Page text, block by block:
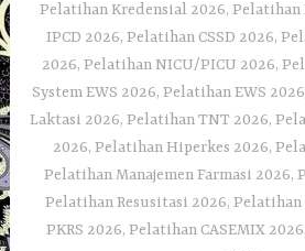
Pelatihan Kredensial 2026, Pelatihan
IPCD 2026, Pelatihan CSSD 2026,
2026, Pelatihan NICU/PICU 2026,
System EWS 2026, Pelatihan EWS
Laktasi 2026, Pelatihan TNT 2026,
2026, Pelatihan Hiperkes 2026,
Pelatihan Manajemen Farmasi 2026,
Pelatihan Resusitasi 2026,
PKRS 2026, Pelatihan CASEMIX